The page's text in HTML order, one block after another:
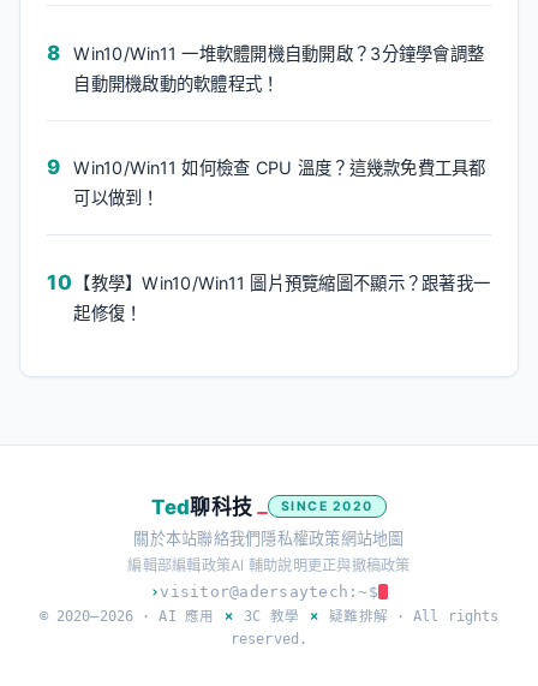
Win10/Win11 一堆軟體開機自動開啟？3分鐘學會調整
自動開機啟動的軟體程式！
Win10/Win11 如何檢查 CPU 溫度？這幾款免費工具都
可以做到！
【教學】Win10/Win11 圖片預覽縮圖不顯示？跟著我一
起修復！
Ted聊科技 SINCE 2020
關於本站聯絡我們 隱私權政策網站地圖
編輯部編輯政策AI 輔助說明更正與撤稿政策
› visitor@adersaytech:~$
© 2020–2026 ·AI 應用 × 3C 教學 × 疑難排解 · All rights
reserved.